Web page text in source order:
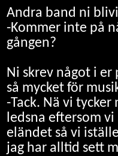
Andra band ni
-Kommer inte på
gången?
Ni skrev något i
så mycket för
-Tack. Nä vi
ledsna eftersom
eländet så vi
jag har alltid sett